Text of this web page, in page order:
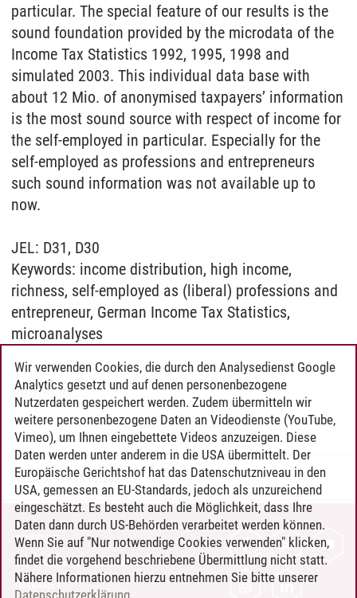
particular. The special feature of our results is the
sound foundation provided by the microdata of the
Income Tax Statistics 1992, 1995, 1998 and
simulated 2003. This individual data base with
about 12 Mio. of anonymised taxpayers’ information
is the most sound source with respect of income for
the self-employed in particular. Especially for the
self-employed as professions and entrepreneurs
such sound information was not available up to
now.
JEL: D31, D30
Keywords: income distribution, high income,
richness, self-employed as (liberal) professions and
entrepreneur, German Income Tax Statistics,
microanalyses
Download
Pressestelle/18.02.2021
KONTAKT
LEUPHANA ALS ARBEITGEBER
INTRANET
Wir verwenden Cookies, die durch den Analysedienst Google
Analytics gesetzt und auf denen personenbezogene
Nutzerdaten gespeichert werden. Zudem übermitteln wir
weitere personenbezogene Daten an Videodienste (YouTube,
Vimeo), um Ihnen eingebettete Videos anzuzeigen. Diese
Daten werden unter anderem in die USA übermittelt. Der
Europäische Gerichtshof hat das Datenschutzniveau in den
USA, gemessen an EU-Standards, jedoch als unzureichend
eingeschätzt. Es besteht auch die Möglichkeit, dass Ihre
Daten dann durch US-Behörden verarbeitet werden können.
Wenn Sie auf "Nur notwendige Cookies verwenden" klicken,
findet die vorgehend beschriebene Übermittlung nicht statt.
Nähere Informationen hierzu entnehmen Sie bitte unserer
Datenschutzerklärung